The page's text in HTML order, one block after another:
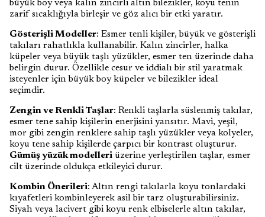
büyük boy veya kalın zincirli altın bilezikler, koyu tenin
zarif sıcaklığıyla birleşir ve göz alıcı bir etki yaratır.
Gösterişli Modeller: Esmer tenli kişiler, büyük ve gösterişli
takıları rahatlıkla kullanabilir. Kalın zincirler, halka
küpeler veya büyük taşlı yüzükler, esmer ten üzerinde daha
belirgin durur. Özellikle cesur ve iddialı bir stil yaratmak
isteyenler için büyük boy küpeler ve bilezikler ideal
seçimdir.
Zengin ve Renkli Taşlar: Renkli taşlarla süslenmiş takılar,
esmer tene sahip kişilerin enerjisini yansıtır. Mavi, yeşil,
mor gibi zengin renklere sahip taşlı yüzükler veya kolyeler,
koyu tene sahip kişilerde çarpıcı bir kontrast oluşturur.
Gümüş yüzük modelleri üzerine yerleştirilen taşlar, esmer
cilt üzerinde oldukça etkileyici durur.
Kombin Önerileri: Altın rengi takılarla koyu tonlardaki
kıyafetleri kombinleyerek asil bir tarz oluşturabilirsiniz.
Siyah veya lacivert gibi koyu renk elbiselerle altın takılar,